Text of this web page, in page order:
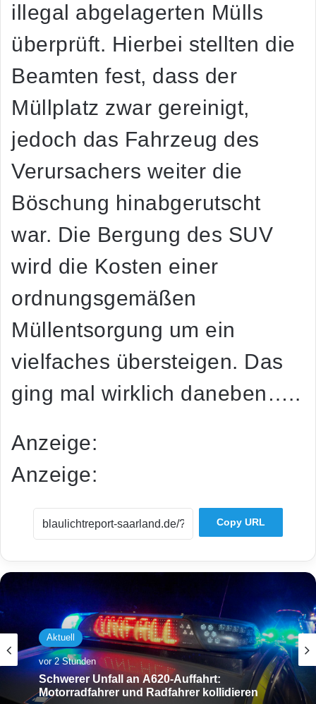
illegal abgelagerten Mülls
überprüft. Hierbei stellten die
Beamten fest, dass der
Müllplatz zwar gereinigt,
jedoch das Fahrzeug des
Verursachers weiter die
Böschung hinabgerutscht
war. Die Bergung des SUV
wird die Kosten einer
ordnungsgemäßen
Müllentsorgung um ein
vielfaches übersteigen. Das
ging mal wirklich daneben…..
Anzeige:
Anzeige:
Copy URL
Aktuell
vor 2 Stunden
Schwerer Unfall an A620-Auffahrt:
Motorradfahrer und Radfahrer kollidieren